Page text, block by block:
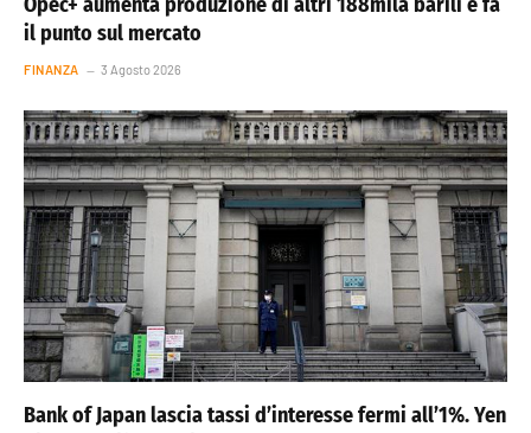
il punto sul mercato
FINANZA 3 Agosto 2026
Bank of Japan lascia tassi d’interesse fermi all’1%. Yen